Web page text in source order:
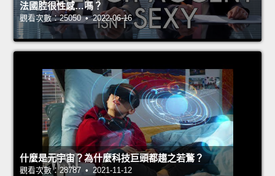
法國腔很性感…嗎？
觀看次數：25050 • 2022-06-16
什麼是元宇宙？為什麼科技巨頭都趨之若鶩？
觀看次數：28787 • 2021-11-12